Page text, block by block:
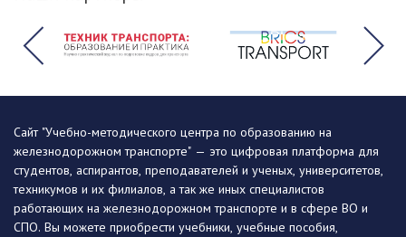
Сайт "Учебно-методического центра по образованию на
железнодорожном транспорте" — это цифровая платформа для
студентов, аспирантов, преподавателей и ученых, университетов,
техникумов и их филиалов, а так же иных специалистов
работающих на железнодорожном транспорте и в сфере ВО и
СПО. Вы можете приобрести учебники, учебные пособия,